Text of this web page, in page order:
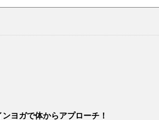
ヨガで体からアプローチ！